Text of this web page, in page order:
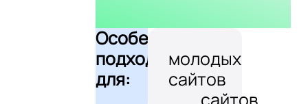
Особенно
подходит
для:
молодых
сайтов